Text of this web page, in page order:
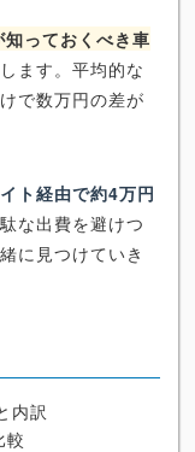
っておくべき車
ます。平均的な
で数万円の差が
ト経由で約4万円
な出費を避けつ
に見つけていき
内訳
較